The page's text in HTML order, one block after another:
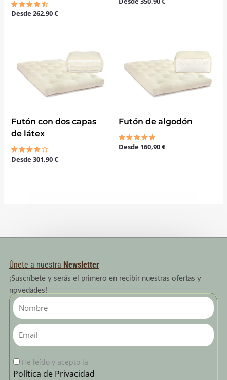
Valorado
Desde262,90€
Futón con dos capas
de látex
Valorado
Desde301,90€
Futón de algodón
Valorado
Desde 160,90€
Únete a nuestra Newsletter
¡Suscríbete y serás el primero en recibir nuestras ofertas y
novedades!
Nombre
Email
He leído y acepto la
Política de Privacidad